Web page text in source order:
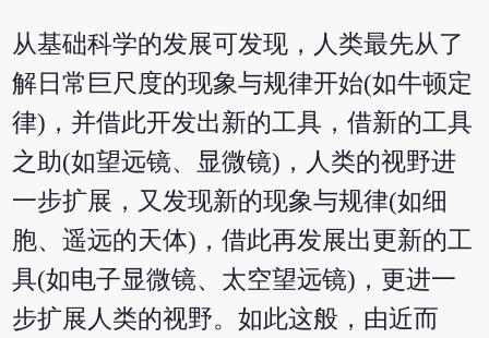
从基础科学的发展可发现，人类最先从了
解日常巨尺度的现象与规律开始(如牛顿定
律)，并借此开发出新的工具，借新的工具
之助(如望远镜、显微镜)，人类的视野进
一步扩展，又发现新的现象与规律(如细
胞、遥远的天体)，借此再发展出更新的工
具(如电子显微镜、太空望远镜)，更进一
步扩展人类的视野。如此这般，由近而